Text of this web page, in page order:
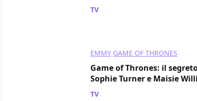
TV
EMMY GAME OF THRONES
Game of Thrones: il
Sophie Turner e Maisie
TV